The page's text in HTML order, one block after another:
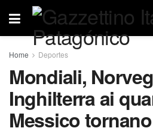
Home Deportes
Mondiali,
Inghilterra ai
Messico